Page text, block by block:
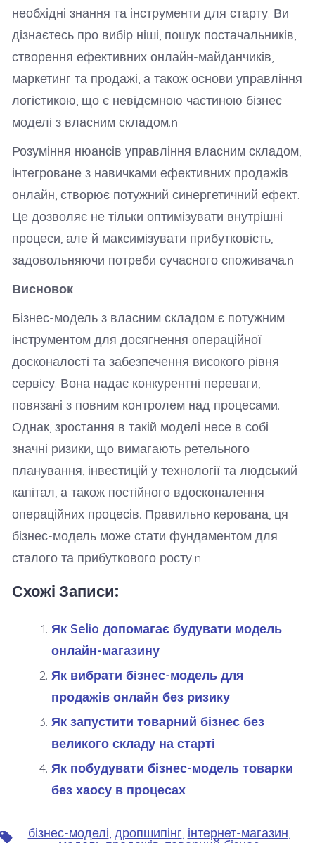
необхідні знання та інструменти для старту. Ви
дізнаєтесь про вибір ніші, пошук постачальників,
створення ефективних онлайн-майданчиків,
маркетинг та продажі, а також основи управління
логістикою, що є невідємною частиною бізнес-
моделі з власним складом.n
Розуміння нюансів управління власним складом,
інтегроване з навичками ефективних продажів
онлайн, створює потужний синергетичний ефект.
Це дозволяє не тільки оптимізувати внутрішні
процеси, але й максимізувати прибутковість,
задовольняючи потреби сучасного споживача.n
Висновок
Бізнес-модель з власним складом є потужним
інструментом для досягнення операційної
досконалості та забезпечення високого рівня
сервісу. Вона надає конкурентні переваги,
повязані з повним контролем над процесами.
Однак, зростання в такій моделі несе в собі
значні ризики, що вимагають ретельного
планування, інвестицій у технології та людський
капітал, а також постійного вдосконалення
операційних процесів. Правильно керована, ця
бізнес-модель може стати фундаментом для
сталого та прибуткового росту.n
Схожі Записи:
Як Selio допомагає будувати модель
онлайн-магазину
Як вибрати бізнес-модель для
продажів онлайн без ризику
Як запустити товарний бізнес без
великого складу на старті
Як побудувати бізнес-модель товарки
без хаосу в процесах
Позначкибізнес-моделі дропшипінг інтернет-магазин